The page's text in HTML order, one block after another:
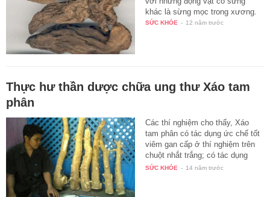
khác là sừng mọc trong xương.
SỨC KHỎE - 12 năm trước
Thực hư thần dược chữa ung thư Xáo tam
phân
Các thí nghiệm cho thấy, Xáo
tam phân có tác dụng ức chế tốt
viêm gan cấp ở thí nghiệm trên
chuột nhắt trắng; có tác dụng
độc…
SỨC KHỎE - 14 năm trước